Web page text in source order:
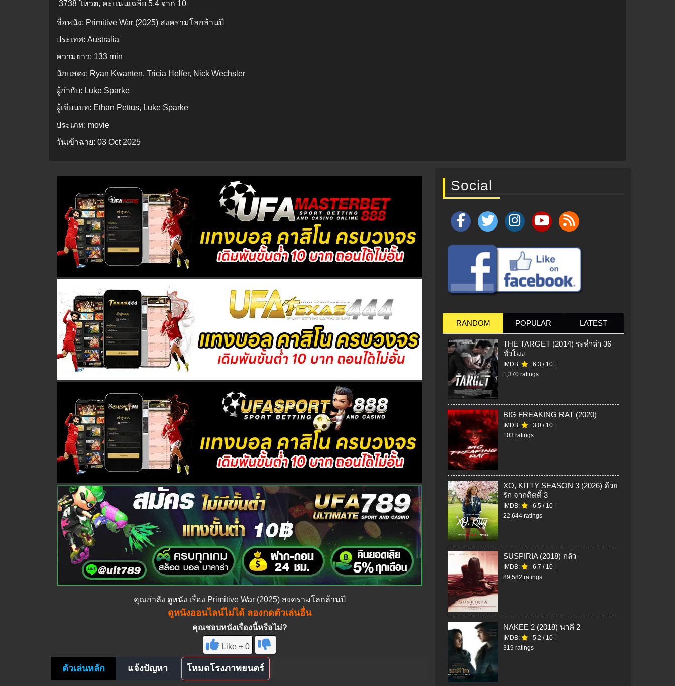
3738 โหวต, คะแนนเฉลี่ย 5.4 จาก 10
ชื่อหนัง: Primitive War (2025) สงครามโลกล้านปี
ประเทศ: Australia
ความยาว: 133 min
นักแสดง: Ryan Kwanten, Tricia Helfer, Nick Wechsler
ผู้กำกับ: Luke Sparke
ผู้เขียนบท: Ethan Pettus, Luke Sparke
ประเภท: movie
วันเข้าฉาย: 03 Oct 2025
คุณกำลัง ดูหนัง เรื่อง Primitive War (2025) สงครามโลกล้านปี
ดูหนังออนไลน์ไม่ได้ ลองกดตัวเล่นอื่น
คุณชอบหนังเรื่องนี้หรือไม่?
Like + 0
ตัวเล่นหลัก แจ้งปัญหา โหมดโรงภาพยนตร์
Social
RANDOM POPULAR LATEST
THE TARGET (2014) ระห่ำล่า 36
ชั่วโมง
IMDB: 6.3 / 10
1,370 ratings
BIG FREAKING RAT (2020)
IMDB: 3.0 / 10
103 ratings
XO, KITTY SEASON 3 (2026) ด้วย
รัก จากคิตตี้ 3
IMDB: 6.5 / 10
22,644 ratings
SUSPIRIA (2018) กลัว
IMDB: 6.7 / 10
89,582 ratings
NAKEE 2 (2018) นาคี 2
IMDB: 5.2 / 10
319 ratings